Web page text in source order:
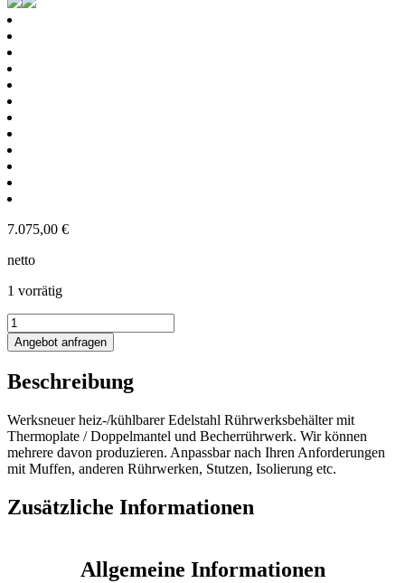
7.075,00 €
netto
1 vorrätig
1224L
heiz-/kühlbarer
Edelstahlbehälter
Thermoplate
Becherrührwerk
Menge
Angebot anfragen
Beschreibung
Werksneuer heiz-/kühlbarer Edelstahl Rührwerksbehälter mit
Thermoplate / Doppelmantel und Becherrührwerk. Wir können
mehrere davon produzieren. Anpassbar nach Ihren Anforderungen
mit Muffen, anderen Rührwerken, Stutzen, Isolierung etc.
Zusätzliche Informationen
Allgemeine Informationen